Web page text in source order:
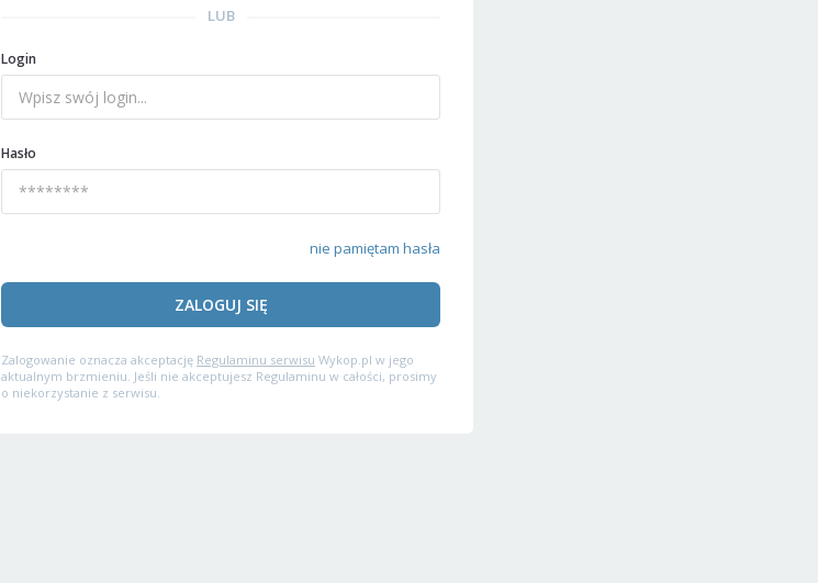
LUB
Login
Hasło
nie pamiętam hasła
ZALOGUJ SIĘ
Zalogowanie oznacza akceptację Regulaminu serwisu Wykop.pl w jego
aktualnym brzmieniu. Jeśli nie akceptujesz Regulaminu w całości, prosimy
o niekorzystanie z serwisu.